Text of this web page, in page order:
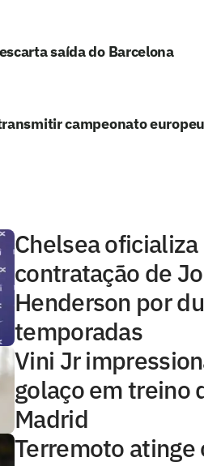
saída do Barcelona
campeonato europeu
Chelsea oficializa
contratação de
Henderson por
temporadas
Vini Jr
golaço em treino
Madrid
Terremoto atinge